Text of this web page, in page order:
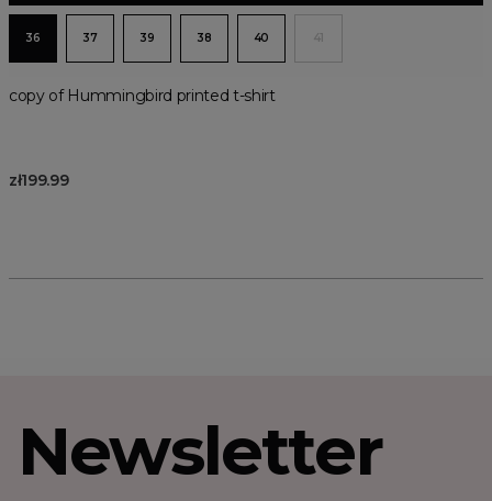
36 37 39 38 40 41
copy of Hummingbird printed t-shirt
zł199.99
Newsletter